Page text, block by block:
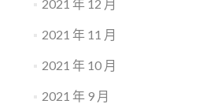
2021 年 12 月
2021 年 11 月
2021 年 10 月
2021 年 9 月